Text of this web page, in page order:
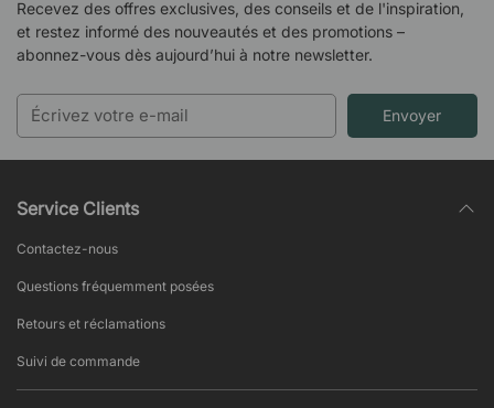
Recevez des offres exclusives, des conseils et de l'inspiration,
et restez informé des nouveautés et des promotions –
abonnez-vous dès aujourd’hui à notre newsletter.
Envoyer
Service Clients
Contactez-nous
Questions fréquemment posées
Retours et réclamations
Suivi de commande